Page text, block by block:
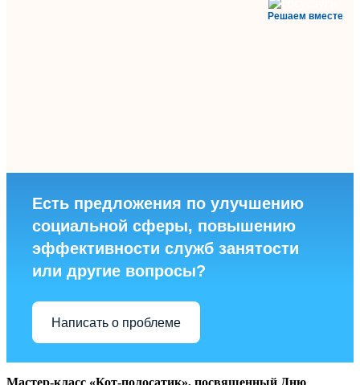
Решаем вместе
Есть предложения по улучшению
социальной сферы, повышению
эффективности служб занятости
или другие вопросы?
Написать о проблеме
Мастер-класс «Кот-полосатик», посвященный Дню